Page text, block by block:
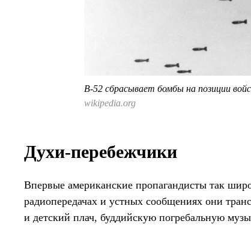
B-52 сбрасывает бомбы на позиции
wikipedia.org
Духи-перебежчики
Впервые американские пропагандисты так
радиопередачах и устных сообщениях они
и детский плач, буддийскую погребальную